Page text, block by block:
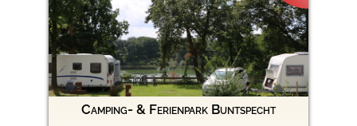
Camping- & Ferienpark Buntspecht